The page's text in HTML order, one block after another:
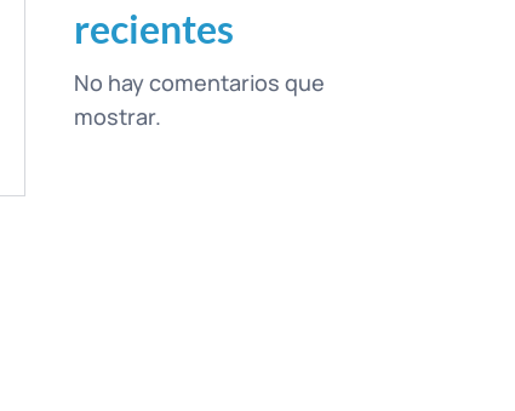
recientes
No hay comentarios que
mostrar.